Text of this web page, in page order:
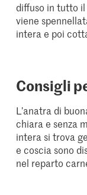
diffuso in tutto
viene
intera e poi
Consigli
L’anatra di
chiara e senza
intera si trova
e coscia sono
nel reparto